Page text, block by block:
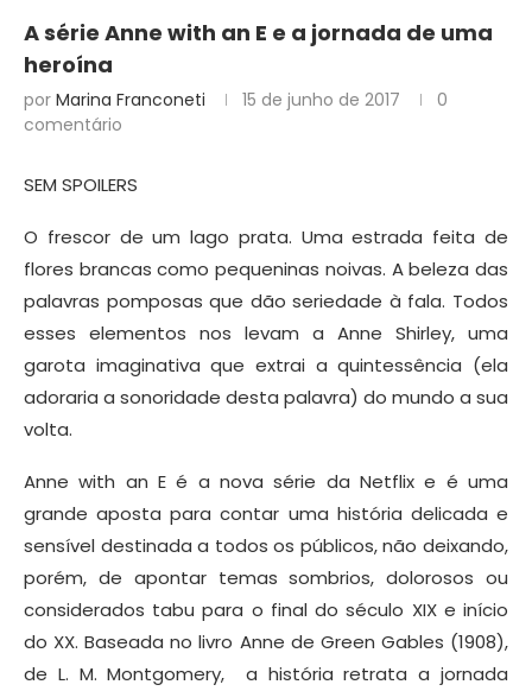
A série Anne with an E e a jornada de uma
heroína
por Marina Franconeti 15 de junho de 2017
0
comentário
SEM SPOILERS
O frescor de um lago prata. Uma estrada feita de
flores brancas como pequeninas noivas. A beleza das
palavras pomposas que dão seriedade à fala. Todos
esses elementos nos levam a Anne Shirley, uma
garota imaginativa que extrai a quintessência (ela
adoraria a sonoridade desta palavra) do mundo a sua
volta.
Anne with an E é a nova série da Netflix e é uma
grande aposta para contar uma história delicada e
sensível destinada a todos os públicos, não deixando,
porém, de apontar temas sombrios, dolorosos ou
considerados tabu para o final do século XIX e início
do XX. Baseada no livro Anne de Green Gables (1908),
de L. M. Montgomery, a história retrata a jornada